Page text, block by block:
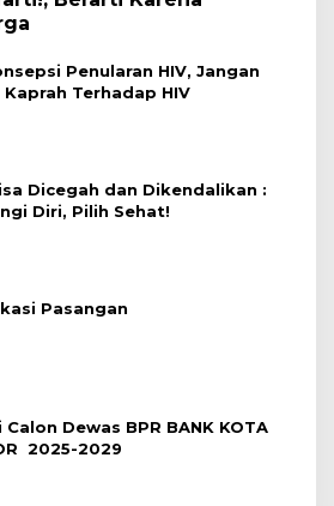
Penularan HIV, Jangan
Kaprah Terhadap HIV
Dicegah dan Dikendalikan :
Diri, Pilih Sehat!
Pasangan
Calon Dewas BPR BANK KOTA
2025-2029